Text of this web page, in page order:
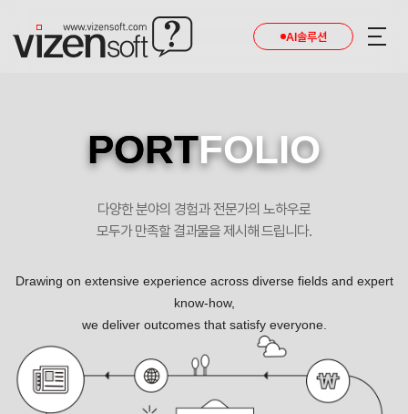
AI솔루션
금융의 속도를 더하다. 포트폴리오
PORTFOLIO
다양한 분야의 경험과 전문가의 노하우로
모두가 만족할 결과물을 제시해 드립니다.
Drawing on extensive experience across diverse fields and expert
know-how,
we deliver outcomes that satisfy everyone.